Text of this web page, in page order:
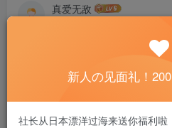
真爱无敌
📢 社长提示：新用户
200ml润
新人の见面礼！
社长从日本漂洋过海来送你福利啦